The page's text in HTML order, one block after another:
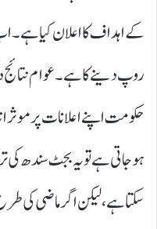
کے اہداف کا اعلان کیا ہے۔
روپ دینے کا ہے۔ عوام نتائج
حکومت اپنے اعلانات پر
ہو جاتی ہے تو یہ بجٹ سندھ
سکتا ہے، لیکن اگر ماضی کی